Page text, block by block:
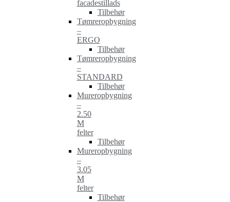
facadestillads
Tilbehør
Tømreropbygning
–
ERGO
Tilbehør
Tømreropbygning
–
STANDARD
Tilbehør
Mureropbygning
–
2.50
M
felter
Tilbehør
Mureropbygning
–
3.05
M
felter
Tilbehør